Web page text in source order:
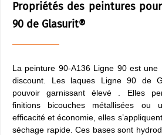
Propriétés des peintures
90 de Glasurit®
La peinture 90-A136 Ligne 90 est une
discount. Les laques Ligne 90 de
pouvoir garnissant élevé . Elles
finitions bicouches métallisées ou
efficacité et économie, elles
séchage rapide. Ces bases sont